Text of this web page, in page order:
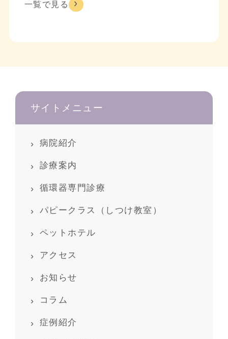
一覧で見る
サイトメニュー
病院紹介
診療案内
循環器専門診療
パピークラス（しつけ教室）
ペットホテル
アクセス
お知らせ
コラム
症例紹介